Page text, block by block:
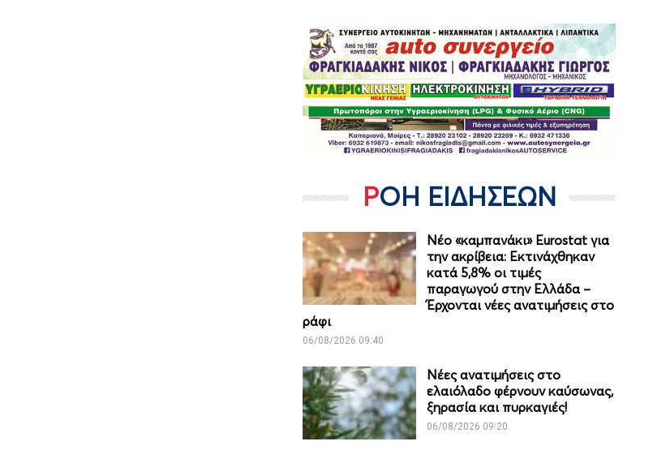
ΡΟΗ ΕΙΔΗΣΕΩΝ
Νέο «καμπανάκι» Eurostat για
την ακρίβεια: Εκτινάχθηκαν
κατά 5,8% οι τιμές
παραγωγού στην Ελλάδα –
Έρχονται νέες ανατιμήσεις στο
ράφι
06/08/2026 09:40
Νέες ανατιμήσεις στο
ελαιόλαδο φέρνουν καύσωνας,
ξηρασία και πυρκαγιές!
06/08/2026 09:20